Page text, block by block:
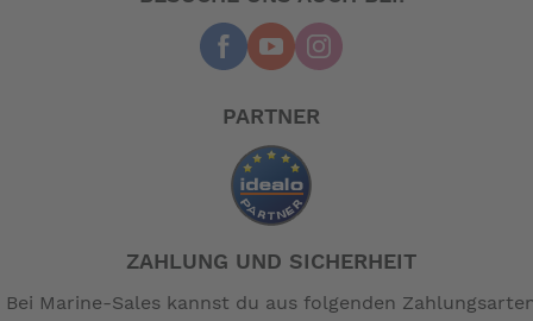
PARTNER
ZAHLUNG UND SICHERHEIT
Bei Marine-Sales kannst du aus folgenden